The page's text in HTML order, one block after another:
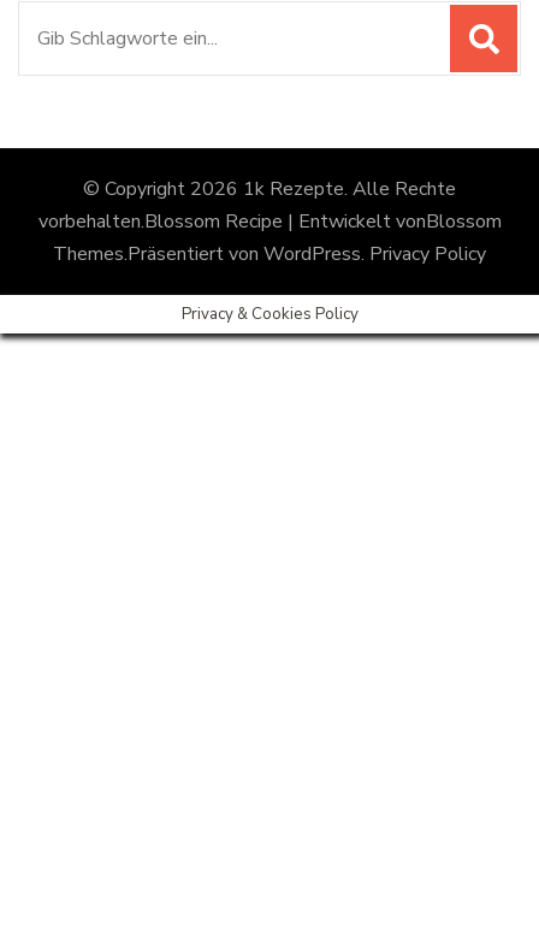
© Copyright 2026 1k Rezepte. Alle Rechte
vorbehalten.Blossom Recipe | Entwickelt vonBlossom
Themes.Präsentiert von WordPress. Privacy Policy
Privacy & Cookies Policy